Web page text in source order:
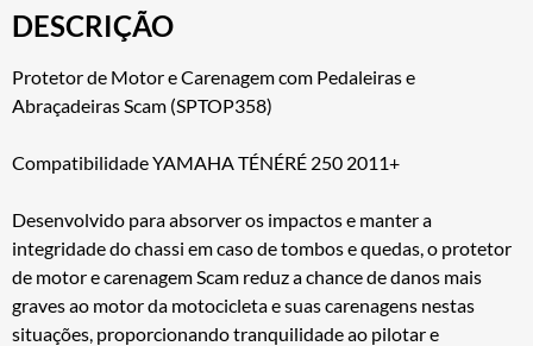
DESCRIÇÃO
Protetor de Motor e Carenagem com Pedaleiras e
Abraçadeiras Scam (SPTOP358)
Compatibilidade YAMAHA TÉNÉRÉ 250 2011+
Desenvolvido para absorver os impactos e manter a
integridade do chassi em caso de tombos e quedas, o protetor
de motor e carenagem Scam reduz a chance de danos mais
graves ao motor da motocicleta e suas carenagens nestas
situações, proporcionando tranquilidade ao pilotar e